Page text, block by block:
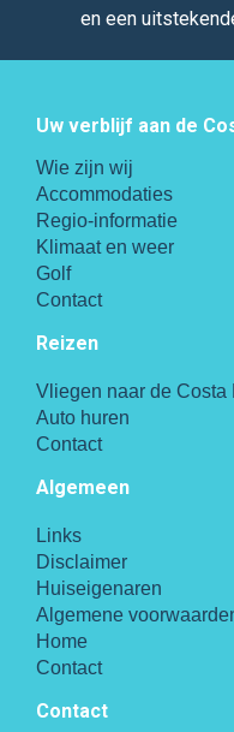
en een
Uw verblijf aan de
Wie zijn wij
Accommodaties
Regio-informatie
Klimaat en weer
Golf
Contact
Reizen
Vliegen naar de Costa
Auto huren
Contact
Algemeen
Links
Disclaimer
Huiseigenaren
Algemene
Home
Contact
Contact